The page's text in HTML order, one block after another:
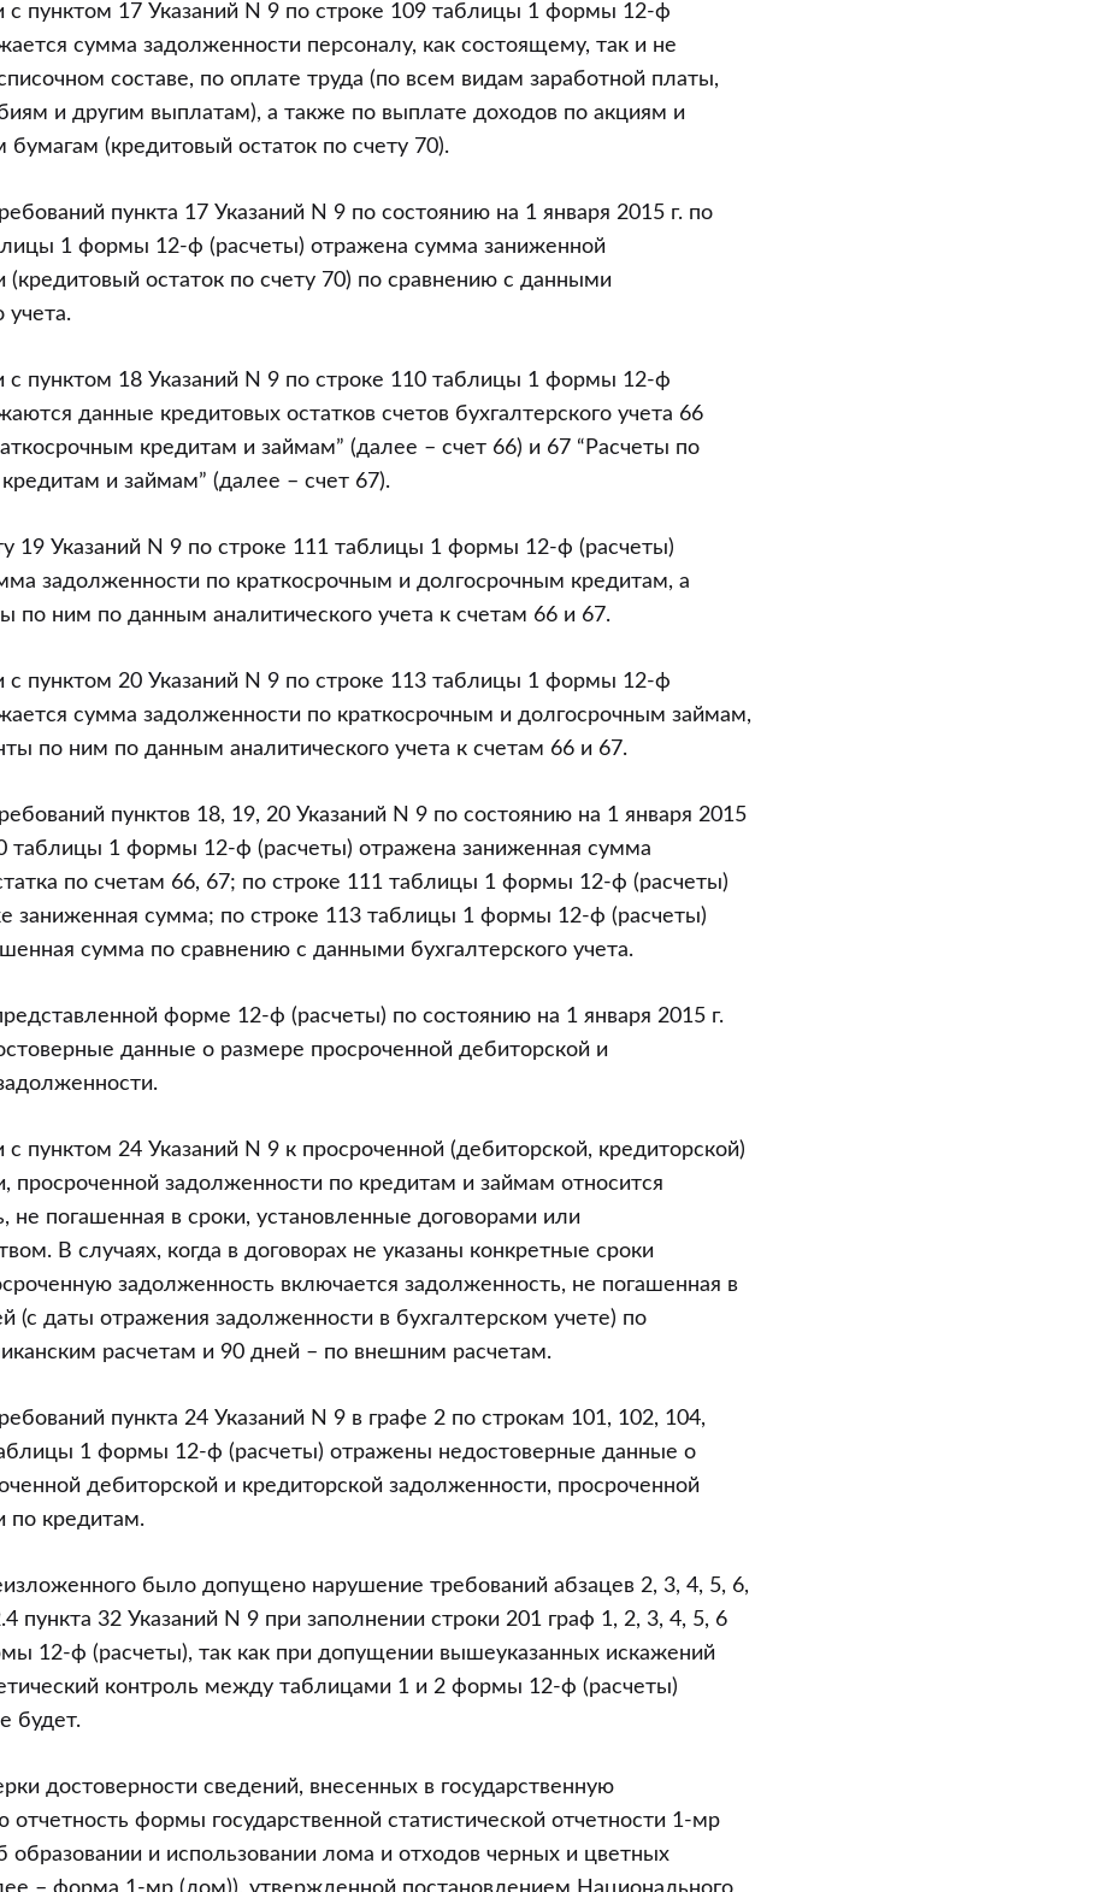
с пунктом 17 Указаний N 9 по строке 109 таблицы 1 формы 12-ф
сумма задолженности персоналу, как состоящему, так и не
составе, по оплате труда (по всем видам заработной платы,
и другим выплатам), а также по выплате доходов по акциям и
(кредитовый остаток по счету 70).
пункта 17 Указаний N 9 по состоянию на 1 января 2015 г. по
1 формы 12-ф (расчеты) отражена сумма заниженной
(кредитовый остаток по счету 70) по сравнению с данными
учета.
с пунктом 18 Указаний N 9 по строке 110 таблицы 1 формы 12-ф
данные кредитовых остатков счетов бухгалтерского учета 66
кредитам и займам” (далее – счет 66) и 67 “Расчеты по
и займам” (далее – счет 67).
19 Указаний N 9 по строке 111 таблицы 1 формы 12-ф (расчеты)
задолженности по краткосрочным и долгосрочным кредитам, а
по ним по данным аналитического учета к счетам 66 и 67.
с пунктом 20 Указаний N 9 по строке 113 таблицы 1 формы 12-ф
сумма задолженности по краткосрочным и долгосрочным займам,
по ним по данным аналитического учета к счетам 66 и 67.
пунктов 18, 19, 20 Указаний N 9 по состоянию на 1 января 2015
таблицы 1 формы 12-ф (расчеты) отражена заниженная сумма
по счетам 66, 67; по строке 111 таблицы 1 формы 12-ф (расчеты)
заниженная сумма; по строке 113 таблицы 1 формы 12-ф (расчеты)
сумма по сравнению с данными бухгалтерского учета.
форме 12-ф (расчеты) по состоянию на 1 января 2015 г.
данные о размере просроченной дебиторской и
с пунктом 24 Указаний N 9 к просроченной (дебиторской, кредиторской)
просроченной задолженности по кредитам и займам относится
не погашенная в сроки, установленные договорами или
В случаях, когда в договорах не указаны конкретные сроки
задолженность включается задолженность, не погашенная в
(с даты отражения задолженности в бухгалтерском учете) по
расчетам и 90 дней – по внешним расчетам.
пункта 24 Указаний N 9 в графе 2 по строкам 101, 102, 104,
1 формы 12-ф (расчеты) отражены недостоверные данные о
дебиторской и кредиторской задолженности, просроченной
по кредитам.
было допущено нарушение требований абзацев 2, 3, 4, 5, 6,
пункта 32 Указаний N 9 при заполнении строки 201 граф 1, 2, 3, 4, 5, 6
12-ф (расчеты), так как при допущении вышеуказанных искажений
контроль между таблицами 1 и 2 формы 12-ф (расчеты)
будет.
достоверности сведений, внесенных в государственную
отчетность формы государственной статистической отчетности 1-мр
образовании и использовании лома и отходов черных и цветных